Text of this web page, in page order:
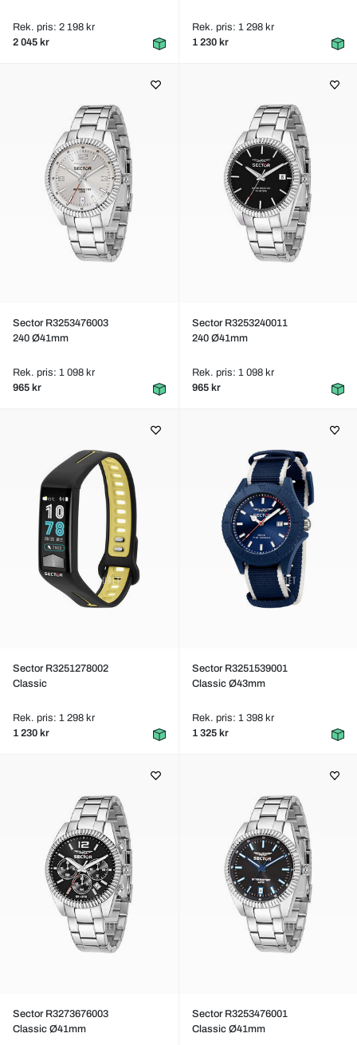
Rek. pris: 2 198 kr
2 045 kr
Rek. pris: 1 298 kr
1 230 kr
Sector R3253476003
240 Ø41mm
Rek. pris: 1 098 kr
965 kr
Sector R3253240011
240 Ø41mm
Rek. pris: 1 098 kr
965 kr
Sector R3251278002
Classic
Rek. pris: 1 298 kr
1 230 kr
Sector R3251539001
Classic Ø43mm
Rek. pris: 1 398 kr
1 325 kr
Sector R3273676003
Classic Ø41mm
Sector R3253476001
Classic Ø41mm